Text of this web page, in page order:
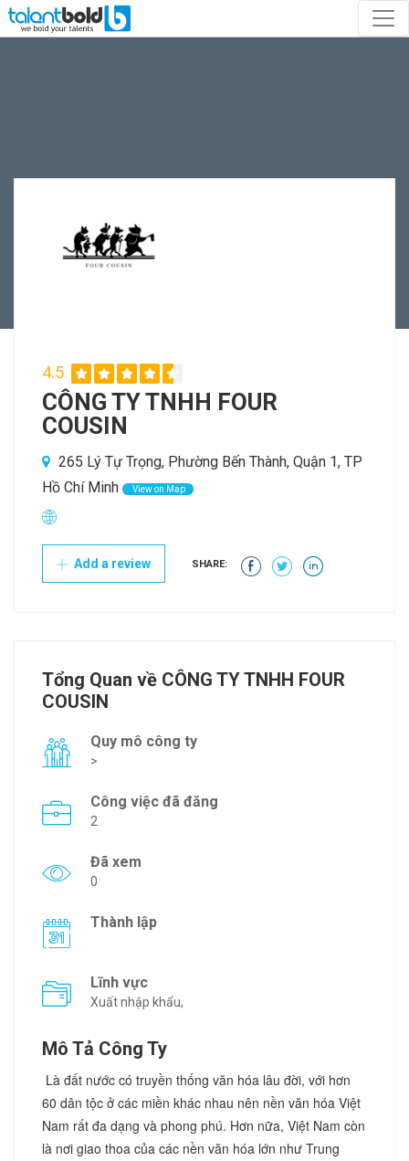
4.5
CÔNG TY TNHH FOUR
COUSIN
265 Lý Tự Trọng, Phường Bến Thành, Quận 1, TP
Hồ Chí Minh
View on Map
Add a review SHARE:
Tổng Quan về CÔNG TY TNHH FOUR
COUSIN
Quy mô công ty
>
Công việc đã đăng
2
Đã xem
0
Thành lập
Lĩnh vực
Xuất nhập khẩu,
Mô Tả Công Ty
Là đất nước có truyền thống văn hóa lâu đời, với hơn
60 dân tộc ở các miền khác nhau nên nền văn hóa Việt
Nam rất đa dạng và phong phú. Hơn nữa, Việt Nam còn
là nơi giao thoa của các nền văn hóa lớn như Trung